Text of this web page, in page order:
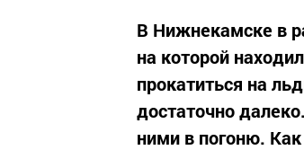
В Нижнекамске в
на которой
прокатиться на
достаточно
ними в погоню.